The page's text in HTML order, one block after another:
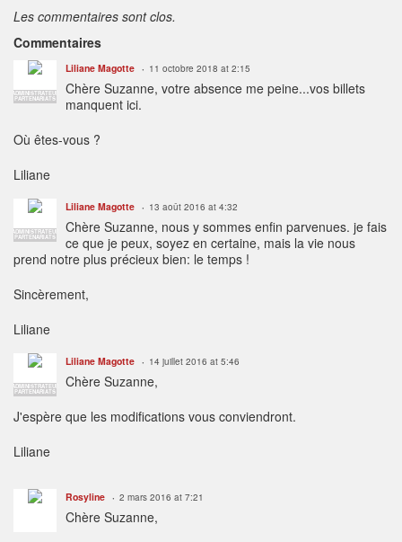
Les commentaires sont clos.
Commentaires
ADMINISTRATEUR
PARTENARIATS
Liliane Magotte 11 octobre 2018 at 2:15
Chère Suzanne, votre absence me peine...vos billets
manquent ici.
Où êtes-vous ?
Liliane
ADMINISTRATEUR
PARTENARIATS
Liliane Magotte 13 août 2016 at 4:32
Chère Suzanne, nous y sommes enfin parvenues. je fais
ce que je peux, soyez en certaine, mais la vie nous
prend notre plus précieux bien: le temps !
Sincèrement,
Liliane
ADMINISTRATEUR
PARTENARIATS
Liliane Magotte 14 juillet 2016 at 5:46
Chère Suzanne,
J'espère que les modifications vous conviendront.
Liliane
Rosyline 2 mars 2016 at 7:21
Chère Suzanne,